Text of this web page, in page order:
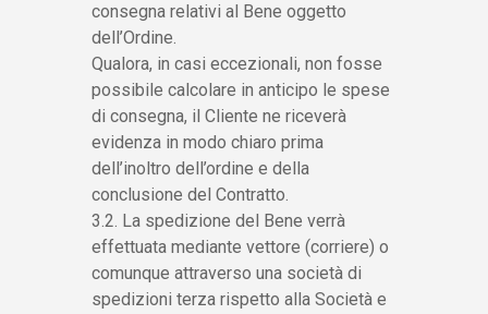
consegna relativi al Bene oggetto
dell’Ordine.
Qualora, in casi eccezionali, non fosse
possibile calcolare in anticipo le spese
di consegna, il Cliente ne riceverà
evidenza in modo chiaro prima
dell’inoltro dell’ordine e della
conclusione del Contratto.
3.2. La spedizione del Bene verrà
effettuata mediante vettore (corriere) o
comunque attraverso una società di
spedizioni terza rispetto alla Società e